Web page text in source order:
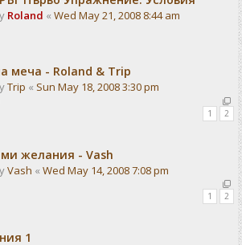
Roland « Wed May 21, 2008 8:44 am
меча - Roland & Trip
Trip « Sun May 18, 2008 3:30 pm
1 2
желания - Vash
Vash « Wed May 14, 2008 7:08 pm
1 2
1